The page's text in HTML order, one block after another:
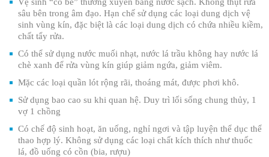
sâu bên trong âm đạo. Hạn chế sử dụng các loại dung dịch vệ
sinh vùng kín, đặc biệt là các loại dung dịch có chứa nhiều kiềm,
chất tẩy rửa.
Có thể sử dụng nước muối nhạt, nước lá trầu không hay nước lá
chè xanh để rửa vùng kín giúp giảm ngứa, giảm viêm.
Mặc các loại quần lót rộng rãi, thoáng mát, được phơi khô.
Sử dụng bao cao su khi quan hệ. Duy trì lối sống chung thủy, 1
vợ 1 chồng
Có chế độ sinh hoạt, ăn uống, nghỉ ngơi và tập luyện thể dục thể
thao hợp lý. Không sử dụng các loại chất kích thích như thuốc
lá, đồ uống có cồn (bia, rượu)